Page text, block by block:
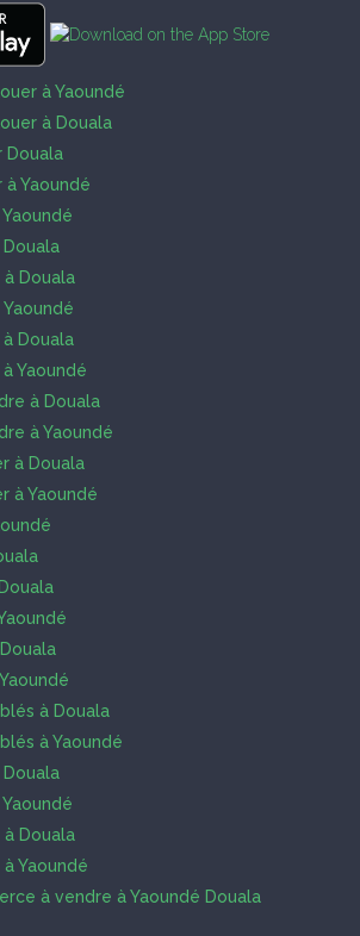
à Yaoundé
à Douala
Douala
Yaoundé
Douala
Douala
Yaoundé
à Douala
à Yaoundé
à Douala
à Yaoundé
à Douala
à Yaoundé
Douala
à Douala
Yaoundé
à vendre à Yaoundé Douala